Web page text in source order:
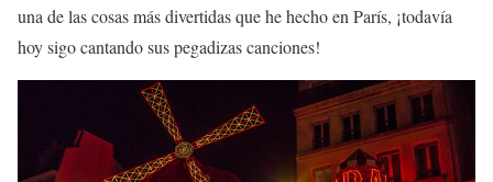
una de las cosas más divertidas que he hecho en París, ¡todavía
hoy sigo cantando sus pegadizas canciones!